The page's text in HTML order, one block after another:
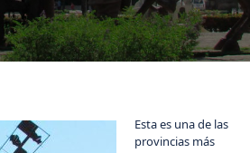
Esta es una de las
provincias más